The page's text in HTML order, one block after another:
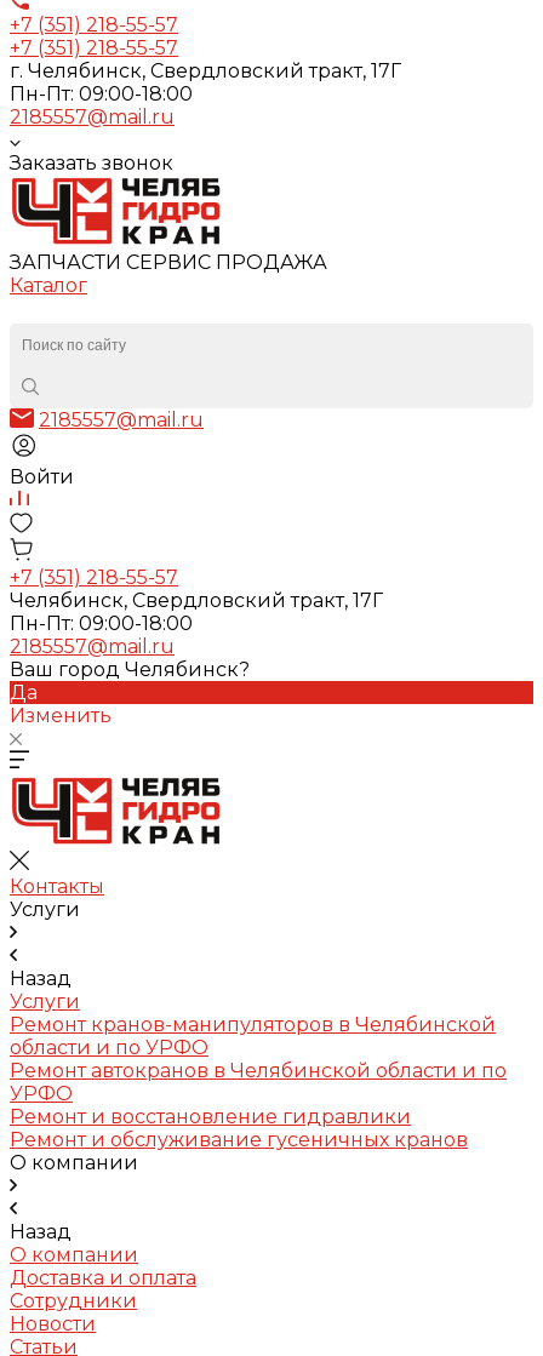
+7 (351) 218-55-57
+7 (351) 218-55-57
г. Челябинск, Свердловский тракт, 17Г
Пн-Пт: 09:00-18:00
2185557@mail.ru
Заказать звонок
ЗАПЧАСТИ СЕРВИС ПРОДАЖА
Каталог
2185557@mail.ru
Войти
+7 (351) 218-55-57
Челябинск, Свердловский тракт, 17Г
Пн-Пт: 09:00-18:00
2185557@mail.ru
Ваш город Челябинск?
Да
Изменить
Контакты
Услуги
Назад
Услуги
Ремонт кранов-манипуляторов в Челябинской
области и по УРФО
Ремонт автокранов в Челябинской области и по
УРФО
Ремонт и восстановление гидравлики
Ремонт и обслуживание гусеничных кранов
О компании
Назад
О компании
Доставка и оплата
Сотрудники
Новости
Статьи